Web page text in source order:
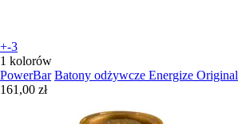
+-3
1 kolorów
PowerBar Batony odżywcze Energize Original
161,00 zł